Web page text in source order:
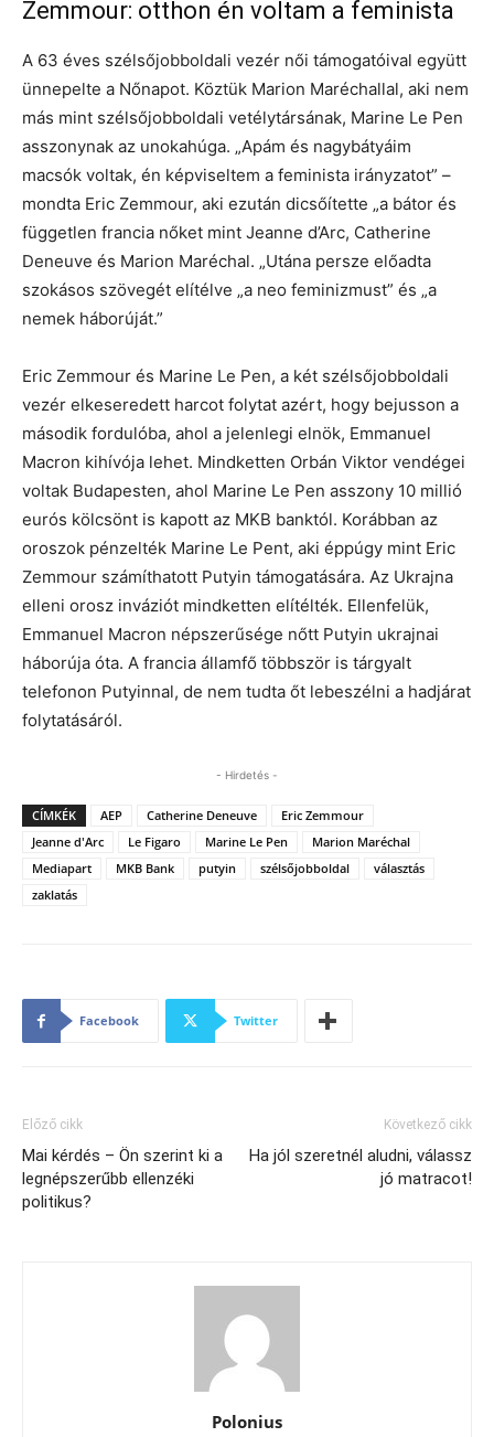
Zemmour: otthon én voltam a feminista
A 63 éves szélsőjobboldali vezér női támogatóival együtt
ünnepelte a Nőnapot. Köztük Marion Maréchallal, aki nem
más mint szélsőjobboldali vetélytársának, Marine Le Pen
asszonynak az unokahúga. „Apám és nagybátyáim
macsók voltak, én képviseltem a feminista irányzatot” –
mondta Eric Zemmour, aki ezután dicsőítette „a bátor és
független francia nőket mint Jeanne d’Arc, Catherine
Deneuve és Marion Maréchal. „Utána persze előadta
szokásos szövegét elítélve „a neo feminizmust” és „a
nemek háborúját.”
Eric Zemmour és Marine Le Pen, a két szélsőjobboldali
vezér elkeseredett harcot folytat azért, hogy bejusson a
második fordulóba, ahol a jelenlegi elnök, Emmanuel
Macron kihívója lehet. Mindketten Orbán Viktor vendégei
voltak Budapesten, ahol Marine Le Pen asszony 10 millió
eurós kölcsönt is kapott az MKB banktól. Korábban az
oroszok pénzelték Marine Le Pent, aki éppúgy mint Eric
Zemmour számíthatott Putyin támogatására. Az Ukrajna
elleni orosz inváziót mindketten elítélték. Ellenfelük,
Emmanuel Macron népszerűsége nőtt Putyin ukrajnai
háborúja óta. A francia államfő többször is tárgyalt
telefonon Putyinnal, de nem tudta őt lebeszélni a hadjárat
folytatásáról.
- Hirdetés -
CÍMKÉK AEP Catherine Deneuve
Eric Zemmour
Jeanne d'Arc
Le Figaro Marine Le Pen
Marion Maréchal
Mediapart
MKB Bank putyin szélsőjobboldal
választás
zaklatás
Facebook Twitter
Előző cikk
Mai kérdés – Ön szerint ki a
legnépszerűbb ellenzéki
politikus?
Következő cikk
Ha jól szeretnél aludni, válassz
jó matracot!
Polonius